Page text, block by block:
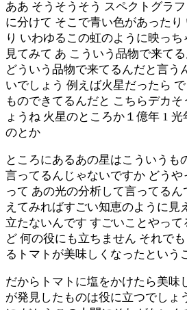
ああ そうそうそう スペクトグラ
に分けて そこで青い色があったり
り いわゆるこの虹のように映っ
見てみて あ こういう品物で来て
どういう品物で来てるんだと言う
いでしょう 例えば火星だったら
ものできてるんだと こちらデカ
ょうね 火星のところか１億年 1
のとか
ところにあるあの星はこういうも
言ってるんじゃないですか どう
って あの光の分析して言ってる
えてみればすごい知恵のように見
立たないんです すごいことやっ
ど 何の役にも立ちません それで
るトマトが美味しくなったという
だからトマトに塩をかけたら美味
が発見したものは役に立つでしょ